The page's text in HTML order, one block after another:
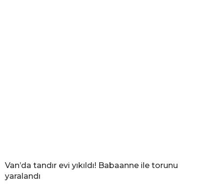
Van’da tandır evi yıkıldı! Babaanne ile torunu
yaralandı